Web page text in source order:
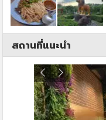
สถานที่แนะนำ